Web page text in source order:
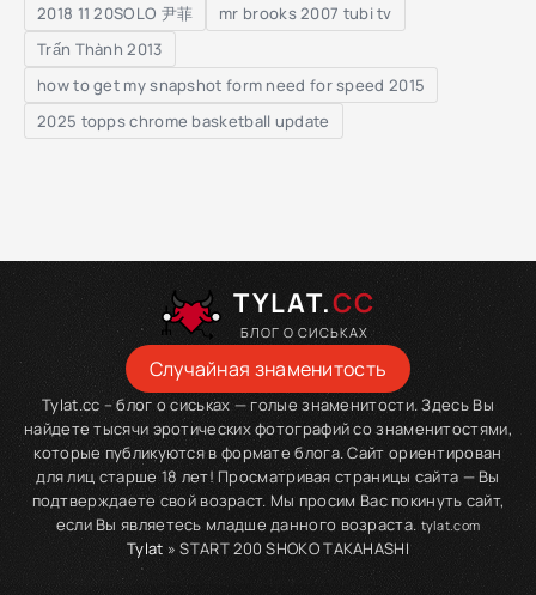
2018 11 20SOLO 尹菲
mr brooks 2007 tubi tv
Trấn Thành 2013
how to get my snapshot form need for speed 2015
2025 topps chrome basketball update
TYLAT.CC
БЛОГ О СИСЬКАХ
Случайная знаменитость
Tylat.cc – блог о сиськах — голые знаменитости. Здесь Вы
найдете тысячи эротических фотографий со знаменитостями,
которые публикуются в формате блога. Сайт ориентирован
для лиц старше 18 лет! Просматривая страницы сайта — Вы
подтверждаете свой возраст. Мы просим Вас покинуть сайт,
если Вы являетесь младше данного возраста. tylat.com
Tylat » START 200 SHOKO TAKAHASHI